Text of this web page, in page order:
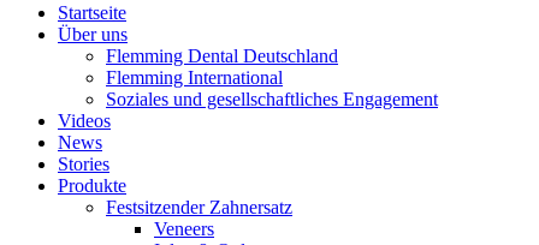
Startseite
Über uns
Flemming Dental Deutschland
Flemming International
Soziales und gesellschaftliches Engagement
Videos
News
Stories
Produkte
Festsitzender Zahnersatz
Veneers